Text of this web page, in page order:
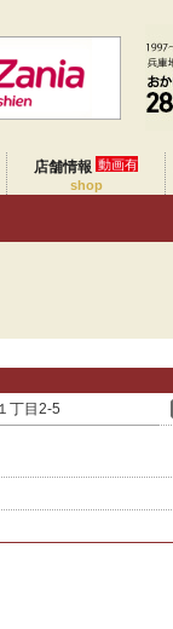
店舗情報 動画有
shop
丁目2-5